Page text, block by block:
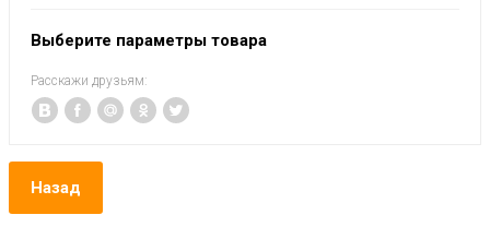
Выберите параметры товара
Расскажи друзьям:
Назад